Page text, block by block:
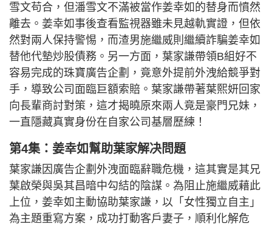
雪文苟合，但潘雪文不滿被當作姜幸如的替身而憤然
離去。姜幸如事後查看監視器雖未見越軌實證，但依
然對兩人保持警惕，而渣男施繼威則繼續詐騙姜幸如
替他代墊炒股債務。另一方面，葉家謙帶領B組好不
容易完成的珠寶廣告企劃，竟意外提前外洩給競爭對
手，導致公司面臨巨額索賠。葉家謙帶著葉熙妍回家
向長輩商討對策，這才揭曉原來兩人竟是豪門兄妹，
一直隱藏真實身份在自家公司基層歷練！
第4集：姜幸如幫助葉家解决問題
葉家謙因廣告企劃外洩面臨辭職危機，這其實是其兄
葉啟榮與吳其昌暗中勾結的陰謀。為阻止施繼威藉此
上位，姜幸如主動協助葉家謙，以「女性獨立自主」
為主題重寫方案，成功打動客戶妻子，順利化解危